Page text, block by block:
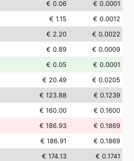
€ 0.06
€ 0.0001
€ 1.15
€ 0.0012
€ 2.20
€ 0.0022
€ 0.89
€ 0.0009
€ 0.05
€ 0.0001
€ 20.49
€ 0.0205
€ 123.88
€ 0.1239
€ 160.00
€ 0.1600
€ 186.93
€ 0.1869
€ 186.91
€ 0.1869
€ 174.13
€ 0.1741